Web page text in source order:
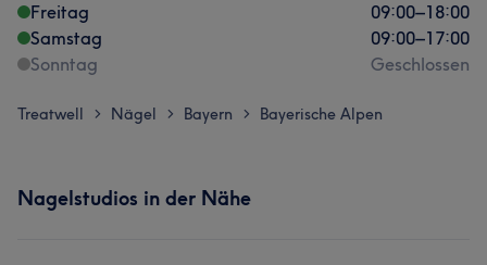
Freitag
09:00–18:00
Samstag
09:00–17:00
Sonntag
Geschlossen
Treatwell > Nägel > Bayern > Bayerische Alpen
Nagelstudios in der Nähe